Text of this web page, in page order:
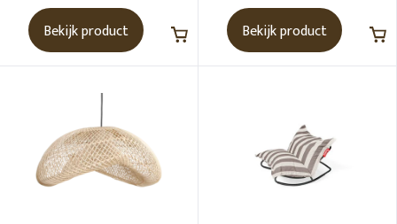
Bekijk product Bekijk product